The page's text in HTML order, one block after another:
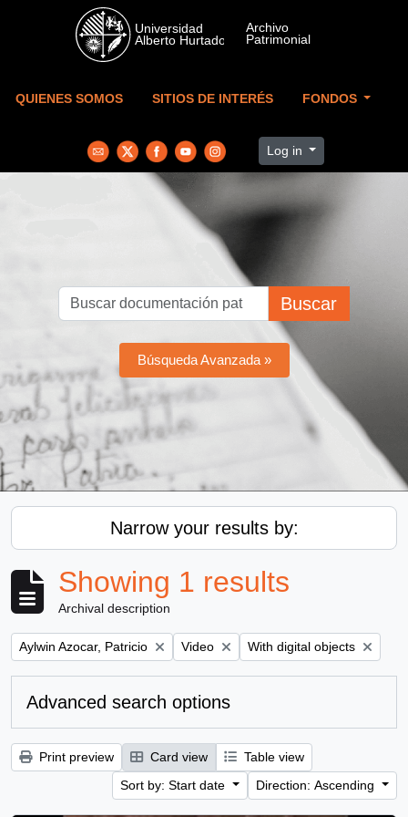
Skip to main content
QUIENES SOMOS SITIOS DE INTERÉS FONDOS
Log in
Buscar
Búsqueda Avanzada »
Narrow your results by:
Showing 1 results
Archival description
Remove filter:
Aylwin Azocar, Patricio Remove filter:
Video Remove filter:
With digital objects
Advanced search options
Print preview Card view
Table view
Sort by: Start date
Direction: Ascending